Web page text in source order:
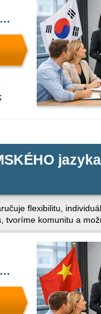
flexibilitu,
tvoríme komunitu a